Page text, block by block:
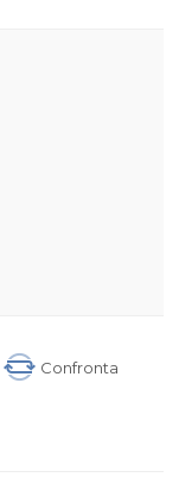
Confronta